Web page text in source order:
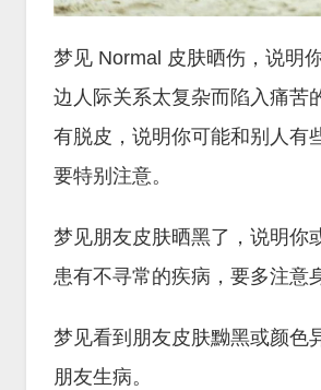
梦见 Normal 皮肤晒伤，说明
边人际关系太复杂而陷入痛苦
有脱皮，说明你可能和别人有
要特别注意。
梦见朋友皮肤晒黑了，说明你
患有不寻常的疾病，要多注意
梦见看到朋友皮肤黝黑或颜色
朋友生病。